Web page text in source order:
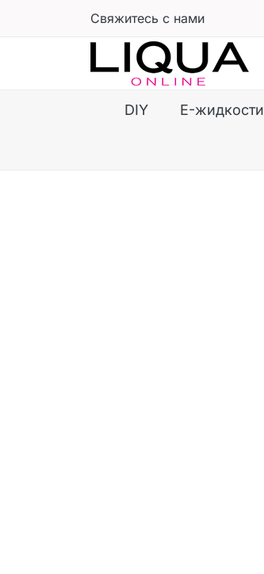
Свяжитесь с нами
DIY E-жидкости